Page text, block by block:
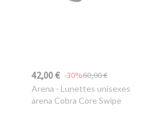
42,00 € 60,00 €
-30%
Arena - Lunettes unisexes
arena Cobra Core Swipe